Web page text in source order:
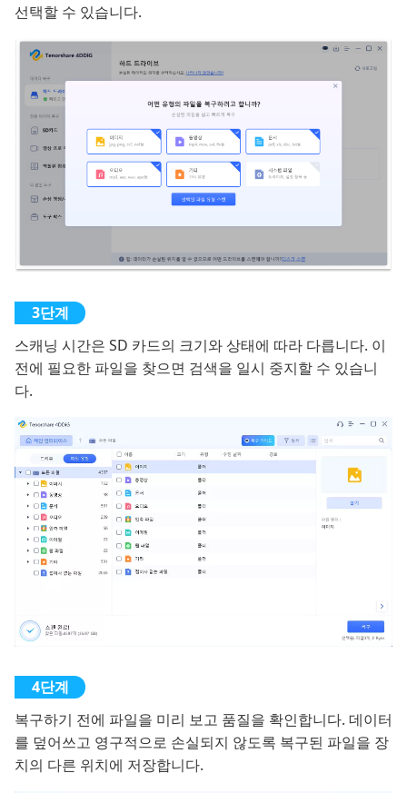
선택할 수 있습니다.
스캐닝 시간은 SD 카드의 크기와 상태에 따라 다릅니다. 이
전에 필요한 파일을 찾으면 검색을 일시 중지할 수 있습니
다.
복구하기 전에 파일을 미리 보고 품질을 확인합니다. 데이터
를 덮어쓰고 영구적으로 손실되지 않도록 복구된 파일을 장
치의 다른 위치에 저장합니다.